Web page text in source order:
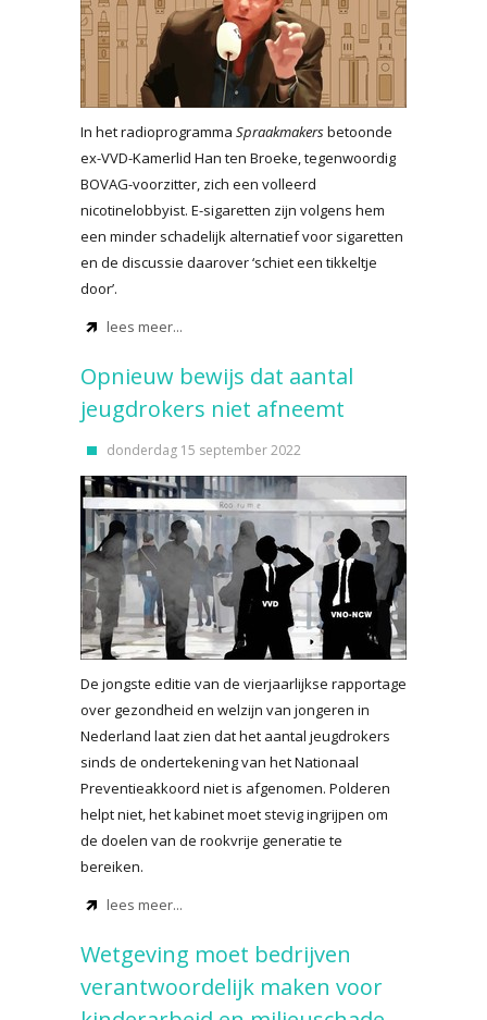
In het radioprogramma Spraakmakersbetoonde
ex-VVD-Kamerlid Han ten Broeke, tegenwoordig
BOVAG-voorzitter, zich een volleerd
nicotinelobbyist. E-sigaretten zijn volgens hem
een minder schadelijk alternatief voor sigaretten
en de discussie daarover ‘schiet een tikkeltje
door’.
lees meer...
Opnieuw bewijs dat aantal
jeugdrokers niet afneemt
donderdag 15 september 2022
De jongste editie van de vierjaarlijkse rapportage
over gezondheid en welzijn van jongeren in
Nederland laat zien dat het aantal jeugdrokers
sinds de ondertekening van het Nationaal
Preventieakkoord niet is afgenomen. Polderen
helpt niet, het kabinet moet stevig ingrijpen om
de doelen van de rookvrije generatie te
bereiken.
lees meer...
Wetgeving moet bedrijven
verantwoordelijk maken voor